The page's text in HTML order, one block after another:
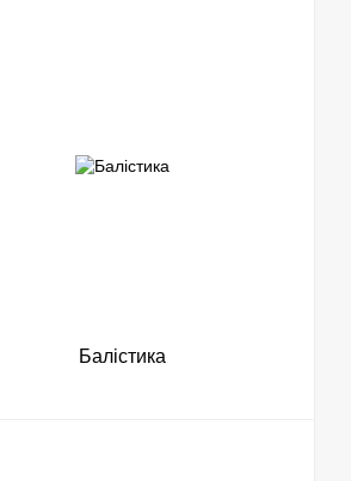
Балістика